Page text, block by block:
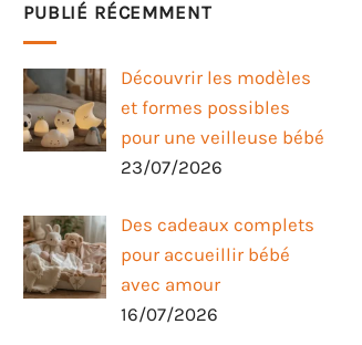
PUBLIÉ RÉCEMMENT
Découvrir les modèles
et formes possibles
pour une veilleuse bébé
23/07/2026
Des cadeaux complets
pour accueillir bébé
avec amour
16/07/2026